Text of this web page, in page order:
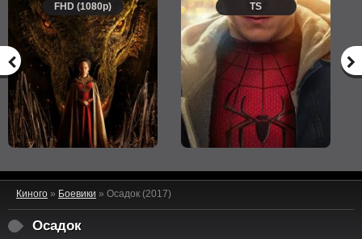
FHD (1080p) TS
Киного » Боевики » Осадок (2017)
Осадок